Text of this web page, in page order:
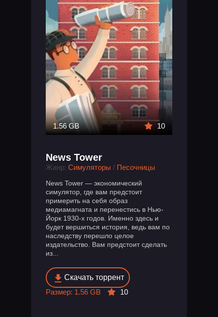
1.56 GB 10
News Tower
Жанр: Симуляторы / Песочницы
News Tower — экономический
симулятор, где вам предстоит
примерить на себя образ
медиамагната и перенестись в Нью-
Йорк 1930-х годов. Именно здесь и
будет вершиться история, ведь вам по
наследству перешло целое
издательство. Вам предстоит сделать
из...
Скачать торрент
Размер: 1.56 GB
10